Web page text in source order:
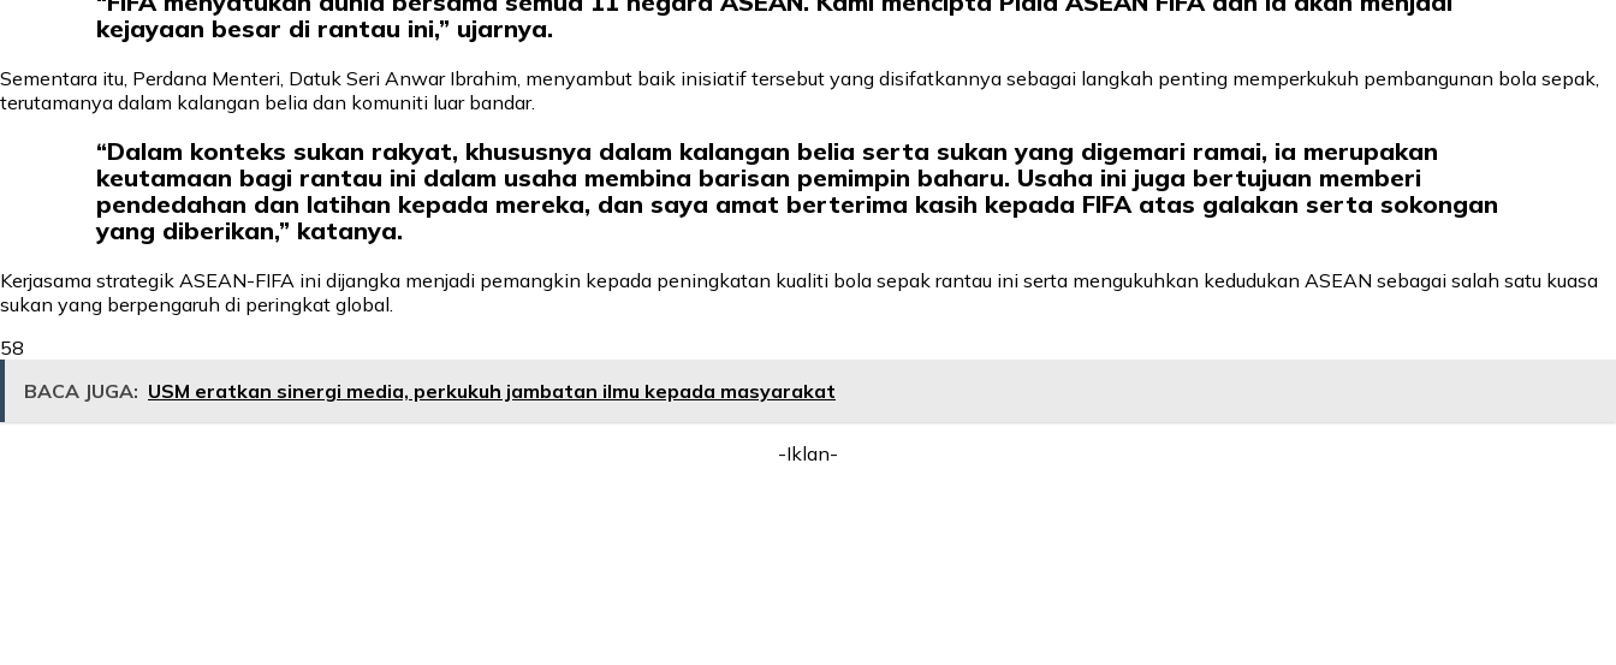
kejayaan besar di rantau ini,” ujarnya.
Sementara itu, Perdana Menteri, Datuk Seri Anwar Ibrahim, menyambut baik inisiatif tersebut yang disifatkannya sebagai langkah penting memperkukuh pembangunan bola sepak,
terutamanya dalam kalangan belia dan komuniti luar bandar.
“Dalam konteks sukan rakyat, khususnya dalam kalangan belia serta sukan yang digemari ramai, ia merupakan
keutamaan bagi rantau ini dalam usaha membina barisan pemimpin baharu. Usaha ini juga bertujuan memberi
pendedahan dan latihan kepada mereka, dan saya amat berterima kasih kepada FIFA atas galakan serta sokongan
yang diberikan,” katanya.
Kerjasama strategik ASEAN-FIFA ini dijangka menjadi pemangkin kepada peningkatan kualiti bola sepak rantau ini serta mengukuhkan kedudukan ASEAN sebagai salah satu kuasa
sukan yang berpengaruh di peringkat global.
58
BACA JUGA: USM eratkan sinergi media, perkukuh jambatan ilmu kepada masyarakat
-Iklan-